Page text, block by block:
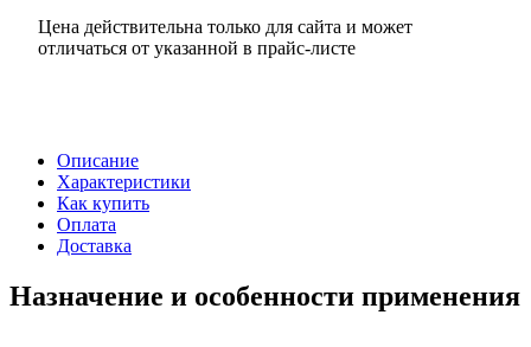
Цена действительна только для сайта и может
отличаться от указанной в прайс-листе
Описание
Характеристики
Как купить
Оплата
Доставка
Назначение и особенности применения